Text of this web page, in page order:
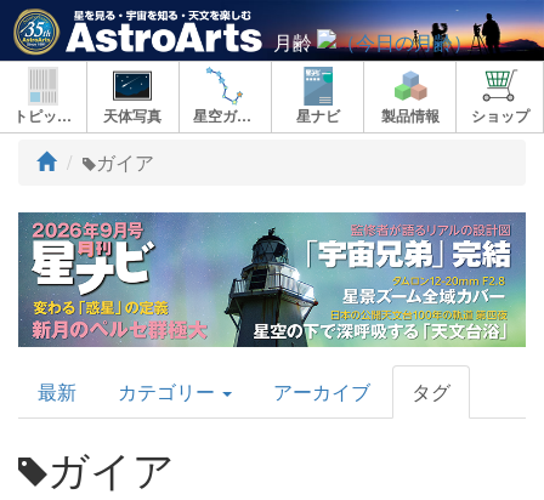
月齢
トピックス 天体写真 星空ガイド 星ナビ 製品情報 ショップ
ト
プ
ガイア
AstroArts
Topics
最新 カテゴリー アーカイブ タグ
ガイア